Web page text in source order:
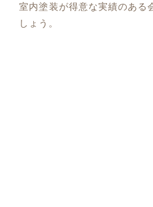
室内塗装が得意な実績のある
しょう。